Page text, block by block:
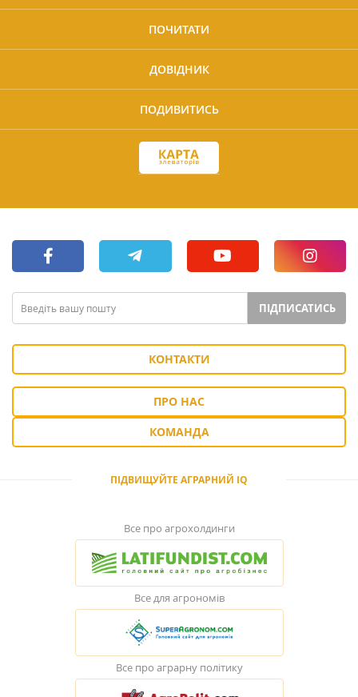
ПОЧИТАТИ
ДОВІДНИК
ПОДИВИТИСЬ
ПІДПИСАТИСЬ
КОНТАКТИ
ПРО НАС
КОМАНДА
ПІДВИЩУЙТЕ АГРАРНИЙ IQ
Все про агрохолдинги
Все для агрономів
Все про аграрну політику